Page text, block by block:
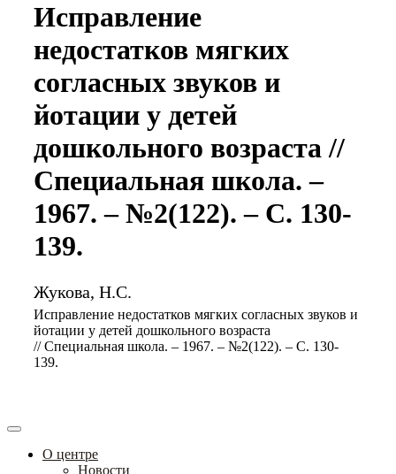
Исправление
недостатков мягких
согласных звуков и
йотации у детей
дошкольного возраста //
Специальная школа. –
1967. – №2(122). – С. 130-
139.
Жукова, Н.С.
Исправление недостатков мягких согласных звуков и
йотации у детей дошкольного возраста
// Специальная школа. – 1967. – №2(122). – С. 130-
139.
О центре
Новости